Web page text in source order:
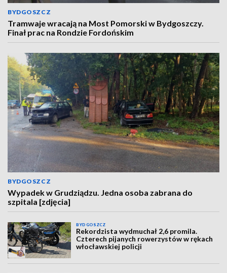
BYDGOSZCZ
Tramwaje wracają na Most Pomorski w Bydgoszczy.
Finał prac na Rondzie Fordońskim
BYDGOSZCZ
Wypadek w Grudziądzu. Jedna osoba zabrana do
szpitala [zdjęcia]
BYDGOSZCZ
Rekordzista wydmuchał 2,6 promila.
Czterech pijanych rowerzystów w rękach
włocławskiej policji